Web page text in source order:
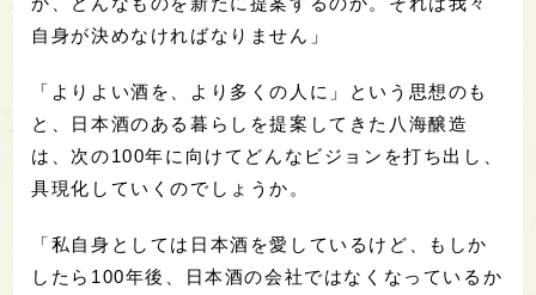
自身が決めなければなりません」
「よりよい酒を、より多くの人に」という思想のも
と、日本酒のある暮らしを提案してきた八海醸造
は、次の100年に向けてどんなビジョンを打ち出し、
具現化していくのでしょうか。
「私自身としては日本酒を愛しているけど、もしか
したら100年後、日本酒の会社ではなくなっているか